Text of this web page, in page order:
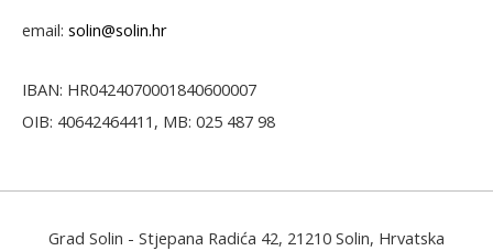
email: solin@solin.hr
IBAN: HR0424070001840600007
OIB: 40642464411, MB: 025 487 98
Grad Solin - Stjepana Radića 42, 21210 Solin, Hrvatska